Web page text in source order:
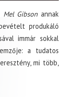
Mel Gibsonannak
produkáló
immár sokkal
a tudatos
mi több,